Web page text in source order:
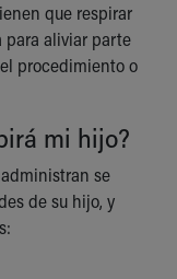
que respirar
para aliviar parte
procedimiento o
mi hijo?
se
de su hijo, y